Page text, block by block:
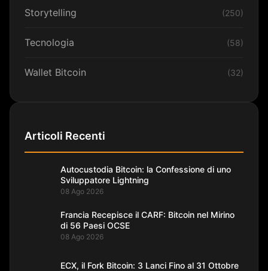
Storytelling (250)
Tecnologia (58)
Wallet Bitcoin (32)
Articoli Recenti
Autocustodia Bitcoin: la Confessione di uno
Sviluppatore Lightning
08 Ago 2026
Francia Recepisce il CARF: Bitcoin nel Mirino
di 56 Paesi OCSE
08 Ago 2026
ECX, il Fork Bitcoin: 3 Lanci Fino al 31 Ottobre